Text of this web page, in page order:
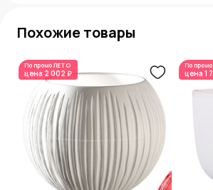
Похожие товары
По промоЛЕТО
цена 2 002 ₽
По промо
цена 1